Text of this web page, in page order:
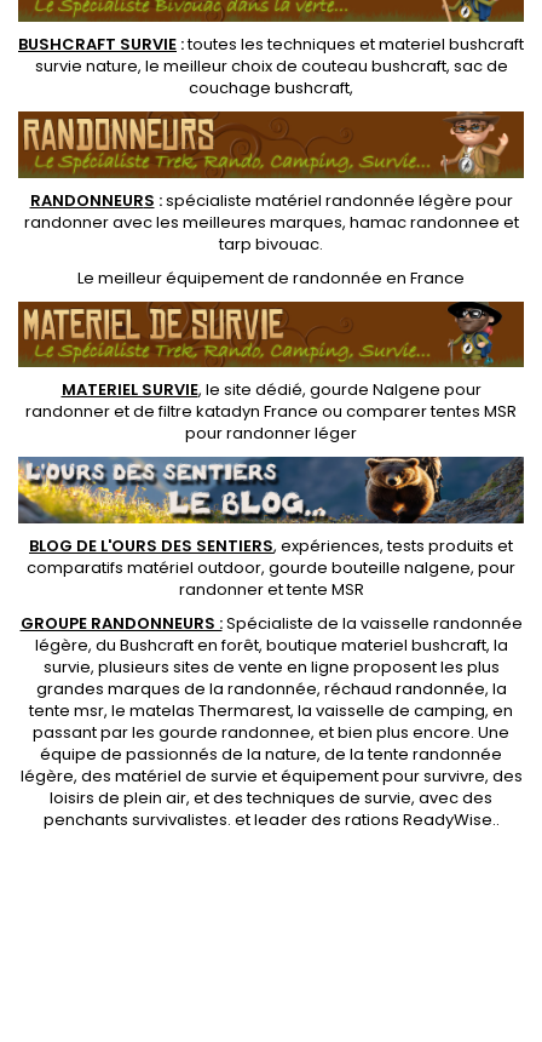
BUSHCRAFT SURVIE :toutes les techniques etmateriel bushcraft
survie nature, le meilleur choix de couteau bushcraft, sac de
couchage bushcraft,
RANDONNEURS :spécialiste matériel randonnée légère pour
randonner avec les meilleures marques, hamac randonnee et
tarp bivouac.
Le meilleur équipement de randonnée en France
MATERIEL SURVIE, le site dédié, gourde Nalgene pour
randonneret defiltre katadyn France ou comparer tentes MSR
pour randonner léger
BLOG DE L'OURS DES SENTIERS, expériences, tests produits et
comparatifs matériel outdoor, gourde bouteille nalgene, pour
randonner ettente MSR
GROUPE RANDONNEURS :Spécialiste de la vaisselle randonnée
légère, du Bushcraft en forêt, boutique materiel bushcraft, la
survie, plusieurs sites de vente en ligne proposent les plus
grandes marques de la randonnée, réchaud randonnée, la
tente msr, le matelas Thermarest, la vaisselle de camping, en
passant par les gourde randonnee, et bien plus encore. Une
équipe de passionnés de la nature, de latente randonnée
légère, des matériel de survie et équipement pour survivre, des
loisirs de plein air, et des techniques de survie, avec des
penchants survivalistes. et leader des rations ReadyWise..